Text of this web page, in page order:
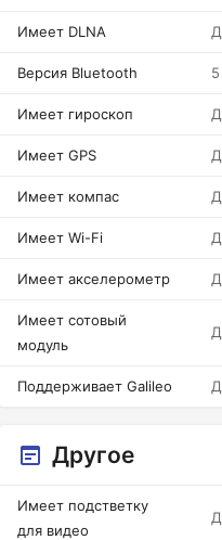
Имеет DLNA
Версия Bluetooth 5
Имеет гироскоп
Имеет GPS
Имеет компас
Имеет Wi-Fi
Имеет акселерометр
Имеет сотовый
модуль
Поддерживает Galileo
Другое
Имеет подстветку
для видео